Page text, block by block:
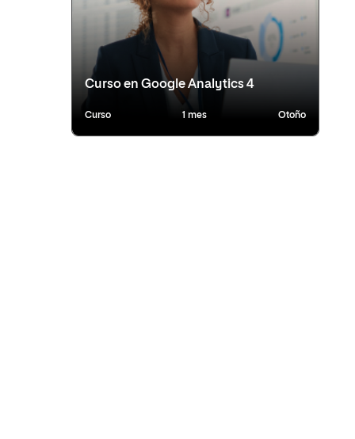
Curso en Google Analytics 4
Curso 1 mes Otoño